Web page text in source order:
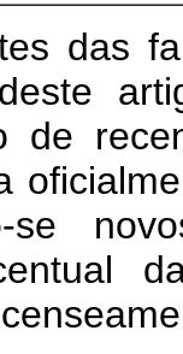
das
de
se